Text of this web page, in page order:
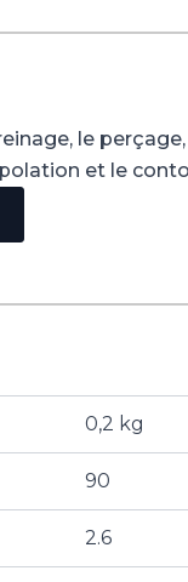
le
et le
0,2 kg
90
2.6